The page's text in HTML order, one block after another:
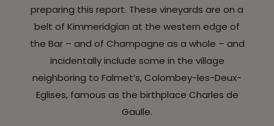
preparing this report. These vineyards are on a
belt of Kimmeridgian at the western edge of
the Bar – and of Champagne as a whole – and
incidentally include some in the village
neighboring to Falmet’s, Colombey-les-Deux-
Eglises, famous as the birthplace Charles de
Gaulle.